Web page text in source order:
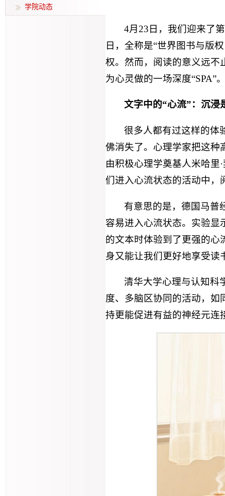
学院动态
4月23日，我们迎来了
日，全称是“世界图书与版
权。然而，阅读的意义远不
为心灵做的一场深度“SPA”
文字中的“心流”：沉浸
很多人都有过这样的体
佛消失了。心理学家把这种
由积极心理学奠基人米哈里
们进入心流状态的活动中，
有意思的是，德国马普
容易进入心流状态。实验显
的文本时体验到了更强的心
身又能让我们更好地享受
清华大学心理与认知科
度、多脑区协同的活动，如
持更能促进有益的神经元连